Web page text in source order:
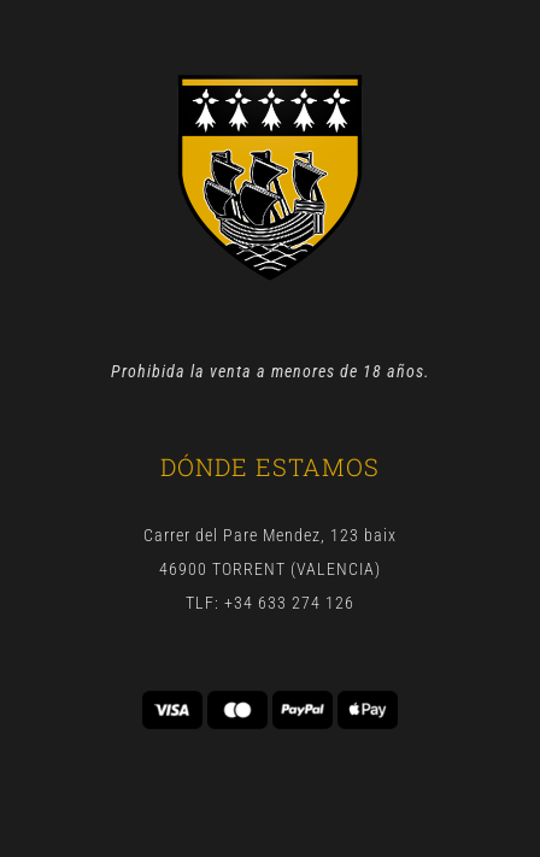
Prohibida la venta a menores de 18 años.
DÓNDE ESTAMOS
Carrer del Pare Mendez, 123 baix
46900 TORRENT (VALENCIA)
TLF: +34 633 274 126